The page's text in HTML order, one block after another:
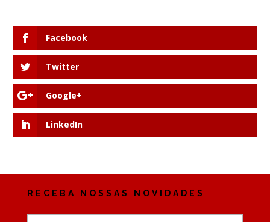
Facebook
Twitter
Google+
LinkedIn
RECEBA NOSSAS NOVIDADES